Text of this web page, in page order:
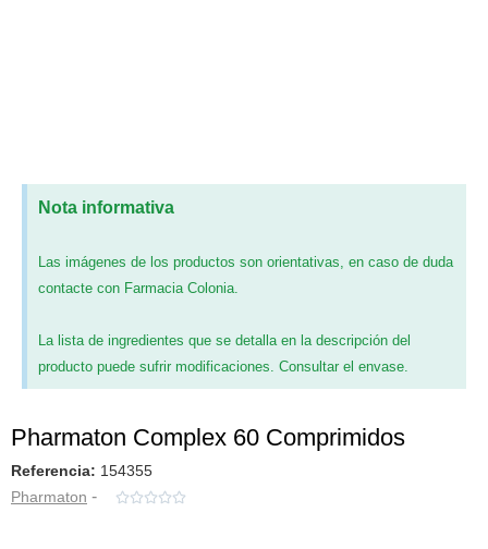
Nota informativa
Las imágenes de los productos son orientativas, en caso de duda
contacte con Farmacia Colonia.
La lista de ingredientes que se detalla en la descripción del
producto puede sufrir modificaciones. Consultar el envase.
Pharmaton Complex 60 Comprimidos
Referencia: 154355
Pharmaton - 